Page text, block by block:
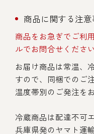
商品に関する注
商品をお急ぎでご利
ルでお問合せください
お届け商品は常温、
すので、同梱でのご
温度帯別のご発注を
冷蔵商品は配達不可
兵庫県発のヤマト運